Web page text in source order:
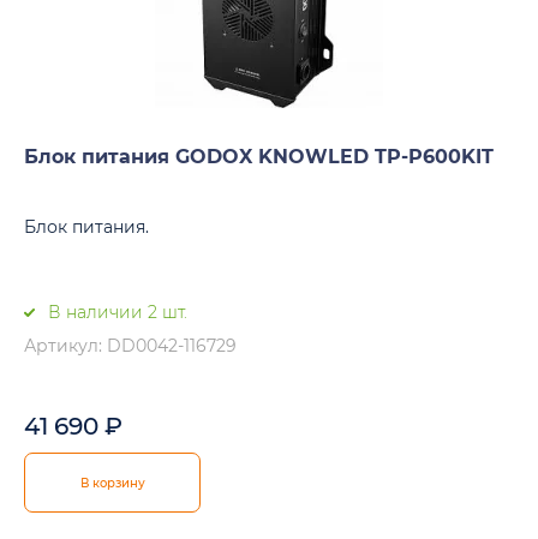
Блок питания GODOX KNOWLED TP-P600KIT
Блок питания.
В наличии 2 шт.
Артикул: DD0042-116729
41 690 ₽
В корзину